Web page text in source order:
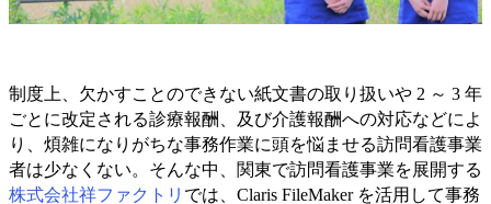
制度上、欠かすことのできない紙文書の取り扱いや 2 ～ 3 年
ごとに改定される診療報酬、及び介護報酬への対応などによ
り、煩雑になりがちな事務作業に頭を悩ませる訪問看護事業
者は少なくない。そんな中、関東で訪問看護事業を展開する
株式会社祥ファクトリ では、Claris FileMaker を活用して事務